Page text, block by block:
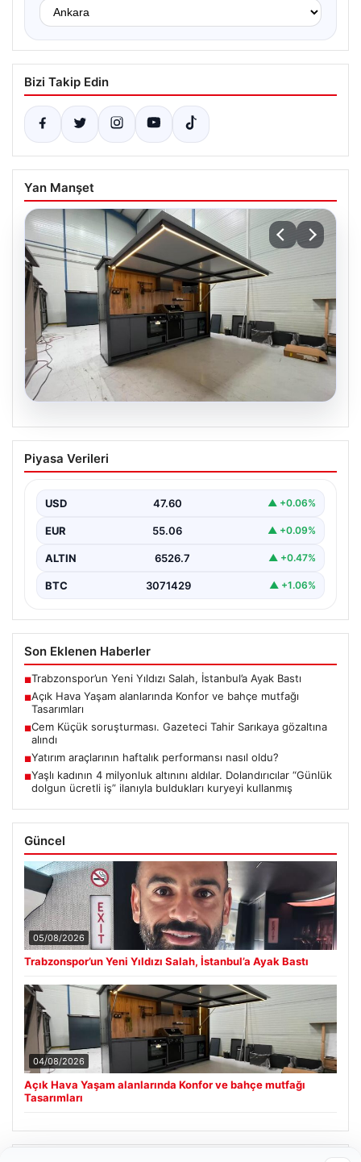
Bizi Takip Edin
Yan Manşet
Açık Hava Yaşam alanlarında Konfor ve
bahçe mutfağı Tasarımları
alanlarından biri durumuna ulaşmıştır. Bahçeyle
uyumlu…
Piyasa Verileri
USD 47.60 ▲ +0.06%
EUR 55.06 ▲ +0.09%
ALTIN 6526.7 ▲ +0.47%
BTC 3071429 ▲ +1.06%
Son Eklenen Haberler
■Trabzonspor’un Yeni Yıldızı Salah, İstanbul’a Ayak Bastı
■Açık Hava Yaşam alanlarında Konfor ve bahçe mutfağı
Tasarımları
■Cem Küçük soruşturması. Gazeteci Tahir Sarıkaya gözaltına
alındı
■Yatırım araçlarının haftalık performansı nasıl oldu?
■Yaşlı kadının 4 milyonluk altınını aldılar. Dolandırıcılar “Günlük
dolgun ücretli iş” ilanıyla buldukları kuryeyi kullanmış
Güncel
05/08/2026
Trabzonspor’un Yeni Yıldızı Salah, İstanbul’a Ayak Bastı
04/08/2026
Açık Hava Yaşam alanlarında Konfor ve bahçe mutfağı
Tasarımları